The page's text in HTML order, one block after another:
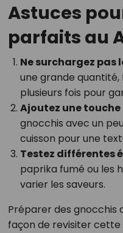
Astuces
parfaits au
Ne surchargez pas
une grande
plusieurs fois pour
Ajoutez une
gnocchis avec un
cuisson pour une
Testez différentes
paprika fumé ou les
varier les saveurs.
Préparer des gnocchis
façon de revisiter